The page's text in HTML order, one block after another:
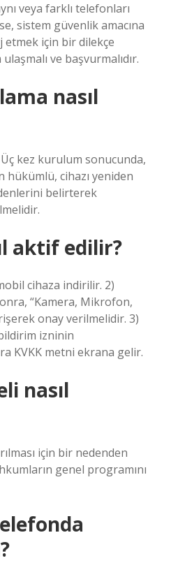
veya farklı telefonları
sistem güvenlik amacına
etmek için bir dilekçe
ve başvurmalıdır.
nasıl
Üç kez kurulum sonucunda,
hükümlü, cihazı yeniden
belirterek
aktif edilir?
cihaza indirilir. 2)
“Kamera, Mikrofon,
onay verilmelidir. 3)
izninin
KVKK metni ekrana gelir.
nasıl
için bir nedenden
genel programını